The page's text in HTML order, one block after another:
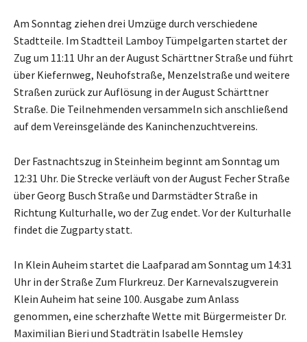
Am Sonntag ziehen drei Umzüge durch verschiedene
Stadtteile. Im Stadtteil Lamboy Tümpelgarten startet der
Zug um 11:11 Uhr an der August Schärttner Straße und führt
über Kiefernweg, Neuhofstraße, Menzelstraße und weitere
Straßen zurück zur Auflösung in der August Schärttner
Straße. Die Teilnehmenden versammeln sich anschließend
auf dem Vereinsgelände des Kaninchenzuchtvereins.
Der Fastnachtszug in Steinheim beginnt am Sonntag um
12:31 Uhr. Die Strecke verläuft von der August Fecher Straße
über Georg Busch Straße und Darmstädter Straße in
Richtung Kulturhalle, wo der Zug endet. Vor der Kulturhalle
findet die Zugparty statt.
In Klein Auheim startet die Laafparad am Sonntag um 14:31
Uhr in der Straße Zum Flurkreuz. Der Karnevalszugverein
Klein Auheim hat seine 100. Ausgabe zum Anlass
genommen, eine scherzhafte Wette mit Bürgermeister Dr.
Maximilian Bieri und Stadträtin Isabelle Hemsley